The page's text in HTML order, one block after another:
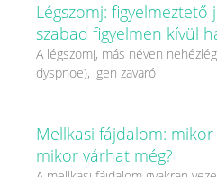
Légszomj:
szabad figyelmen kívül
A légszomj, más néven
dyspnoe), igen zavaró
Mellkasi fájdalom: mikor
mikor várhat még?